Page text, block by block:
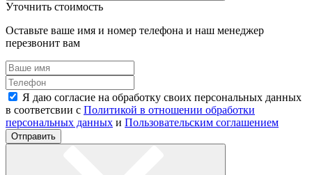
Уточнить стоимость
Оставьте ваше имя и номер телефона и наш менеджер
перезвонит вам
Я даю согласие на обработку своих персональных данных
в соответсвии с Политикой в отношении обработки
персональных данных и Пользовательским соглашением
Отправить